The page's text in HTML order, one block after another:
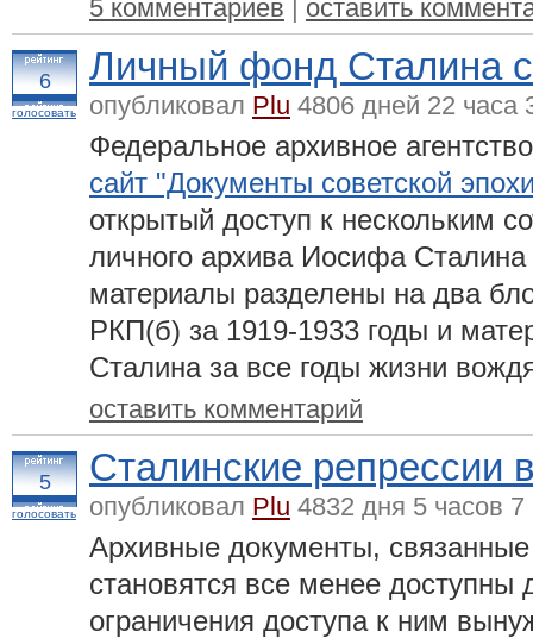
5 комментариев | оставить
6
голосовать
Личный фонд Сталина
опубликовал Plu 4806 дней 22 часа
Федеральное архивное
сайт "Документы советской
открытый доступ к нескольким
личного архива Иосифа
материалы разделены на два
РКП(б) за 1919-1933 годы и
Сталина за все годы жизни
оставить комментарий
5
голосовать
Сталинские репрессии
опубликовал Plu 4832 дня 5 часов
Архивные документы,
становятся все менее доступны
ограничения доступа к ним